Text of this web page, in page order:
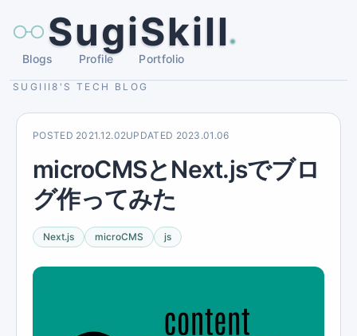
SugiSkill
Blogs Profile Portfolio
SUGIII8'S TECH BLOG
POSTED 2021.12.02UPDATED 2023.01.06
microCMSとNext.jsでブロ
グ作ってみた
Next.js microCMS js